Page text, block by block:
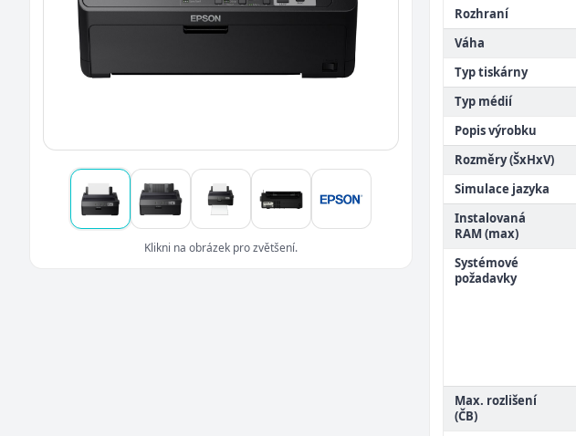
Klikni na obrázek pro zvětšení.
Rozhraní
Váha
Typ tiskárny
Typ médií
Popis výrobku
Rozměry (ŠxHxV)
Simulace jazyka
Instalovaná
RAM (max)
Systémové
požadavky
Max. rozlišení
(ČB)